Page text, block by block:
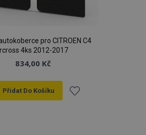
pro CITROEN C4
4ks 2012-2017
834,00 Kč
Přidat Do Košíku